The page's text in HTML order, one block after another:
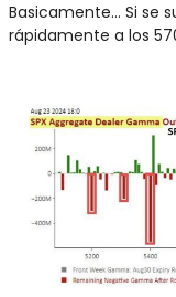
Basicamente… Si se
rápidamente a los